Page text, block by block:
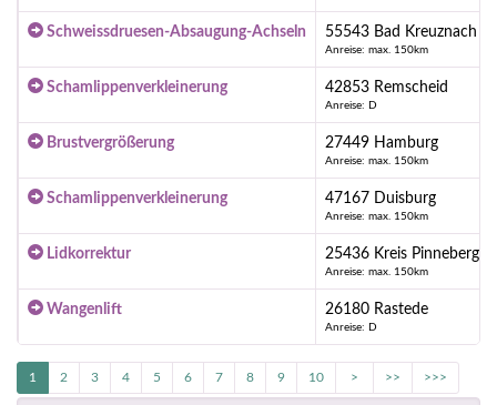
Schweissdruesen-Absaugung-Achseln 55543 Bad Kreuznach
Anreise: max. 150km
Schamlippenverkleinerung 42853 Remscheid
Anreise: D
Brustvergrößerung 27449 Hamburg
Anreise: max. 150km
Schamlippenverkleinerung 47167 Duisburg
Anreise: max. 150km
Lidkorrektur 25436 Kreis Pinneberg -
Anreise: max. 150km
Wangenlift 26180 Rastede
Anreise: D
1 2 3 4 5 6 7 8 9 10 > >> >>>